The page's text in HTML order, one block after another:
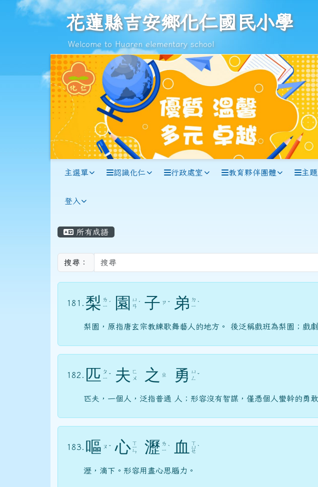
跳至主內容區
花蓮縣吉安鄉化仁國民小學
花蓮縣吉安鄉化仁國民小學
Welcome to Huaren elementary school
主選單 認識化仁 行政處室 教育夥伴團體 主
登入
主內容區域
所有成語
搜尋：
181. 梨 ㄌ
ㄧ ˊ 園
ㄩ
ㄢ ˊ 子 ㄗ ˇ 弟 ㄉ
ㄧ ˋ
梨園，原指唐玄宗教練歌舞藝人的地方。 後泛稱戲班為梨園；戲
182. 匹 ㄆ
ㄧ ˇ 夫 ㄈ
ㄨ
之 ㄓ 勇 ㄩ
ㄥ ˇ
匹夫，一個人，泛指普通 人；形容沒有智謀，僅憑個人蠻幹的勇敢
183. 嘔 ㄡ ˇ 心 ㄒ
ㄧ
ㄣ 瀝 ㄌ
ㄧ ˋ 血 ㄒ
ㄩ
ㄝ
ˋ
瀝，滴下。形容用盡心思腦力。
頁尾區域